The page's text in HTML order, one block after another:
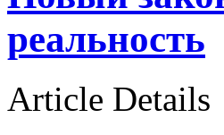
реальность
Article Details